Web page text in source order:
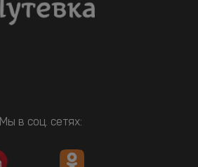
Мы в соц. сетях: